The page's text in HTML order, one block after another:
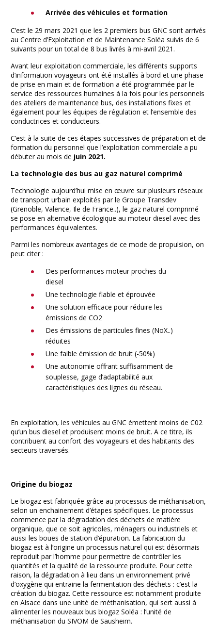
Arrivée des véhicules et formation
C’est le 29 mars 2021 que les 2 premiers bus GNC sont arrivés
au Centre d’Exploitation et de Maintenance Soléa suivis de 6
suivants pour un total de 8 bus livrés à mi-avril 2021.
Avant leur exploitation commerciale, les différents supports
d’information voyageurs ont été installés à bord et une phase
de prise en main et de formation a été programmée par le
service des ressources humaines à la fois pour les personnels
des ateliers de maintenance bus, des installations fixes et
également pour les équipes de régulation et l’ensemble des
conductrices et conducteurs.
C’est à la suite de ces étapes successives de préparation et de
formation du personnel que l’exploitation commerciale a pu
débuter au mois de juin 2021.
La technologie des bus au gaz naturel comprimé
Technologie aujourd’hui mise en œuvre sur plusieurs réseaux
de transport urbain exploités par le Groupe Transdev
(Grenoble, Valence, Ile de France..), le gaz naturel comprimé
se pose en alternative écologique au moteur diesel avec des
performances équivalentes.
Parmi les nombreux avantages de ce mode de propulsion, on
peut citer :
Des performances moteur proches du
diesel
Une technologie fiable et éprouvée
Une solution efficace pour réduire les
émissions de CO2
Des émissions de particules fines (NoX..)
réduites
Une faible émission de bruit (-50%)
Une autonomie offrant suffisamment de
souplesse, gage d’adaptabilité aux
caractéristiques des lignes du réseau.
En exploitation, les véhicules au GNC émettent moins de C02
qu’un bus diesel et produisent moins de bruit. A ce titre, ils
contribuent au confort des voyageurs et des habitants des
secteurs traversés.
Origine du biogaz
Le biogaz est fabriquée grâce au processus de méthanisation,
selon un enchainement d’étapes spécifiques. Le processus
commence par la dégradation des déchets de matière
organique, que ce soit agricoles, ménagers ou industriels et
aussi les boues de station d’épuration. La fabrication du
biogaz est à l’origine un processus naturel qui est désormais
reproduit par l’homme pour permettre de contrôler les
quantités et la qualité de la ressource produite. Pour cette
raison, la dégradation à lieu dans un environnement privé
d’oxygène qui entraine la fermentation des déchets : c’est la
création du biogaz. Cette ressource est notamment produite
en Alsace dans une unité de méthanisation, qui sert aussi à
alimenter les nouveaux bus biogaz Soléa : l’unité de
méthanisation du SIVOM de Sausheim.